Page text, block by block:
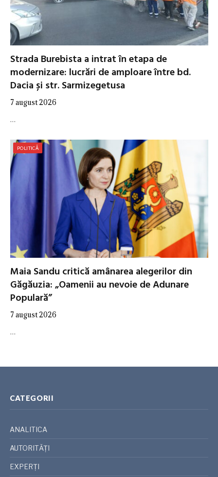
Strada Burebista a intrat în etapa de
modernizare: lucrări de amploare între bd.
Dacia și str. Sarmizegetusa
7 august 2026
…
POLITICĂ
Maia Sandu critică amânarea alegerilor din
Găgăuzia: „Oamenii au nevoie de Adunare
Populară”
7 august 2026
…
CATEGORII
ANALITICA
AUTORITĂȚI
EXPERȚI